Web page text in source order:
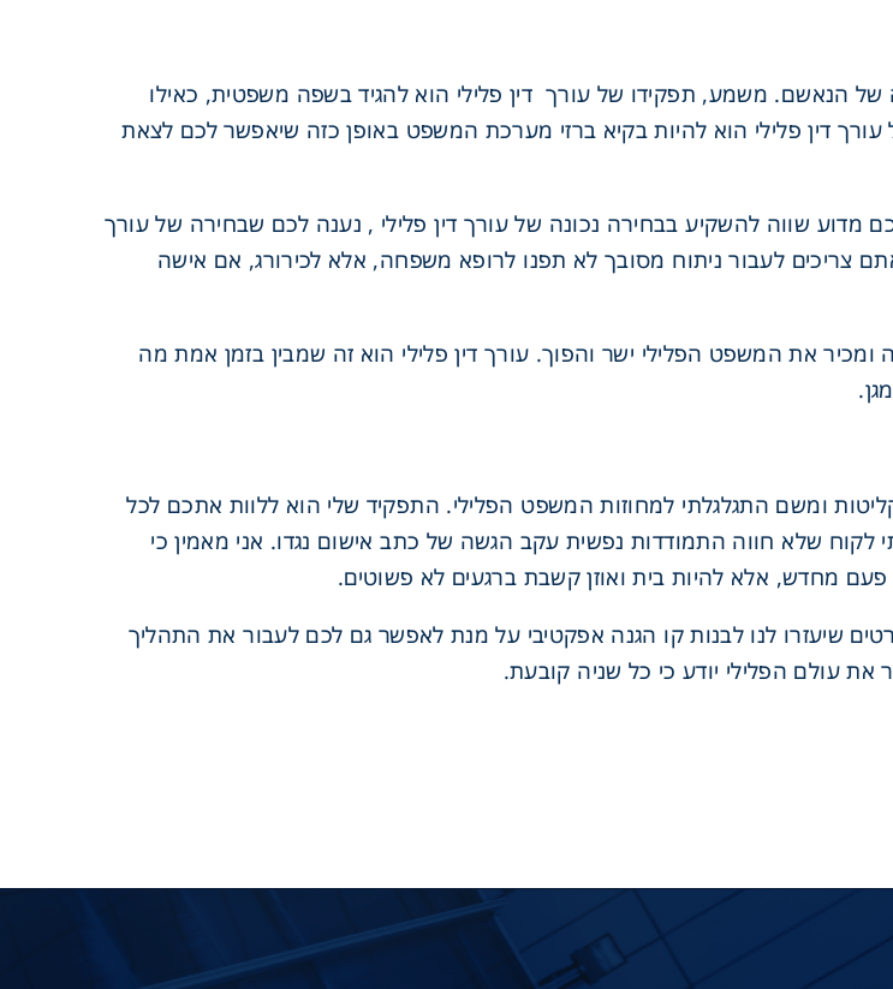
של הנאשם. משמע, תפקידו של עורך דין פלילי הוא להגיד בשפה משפטית, כאילו
דין פלילי הוא להיות בקיא ברזי מערכת המשפט באופן כזה שיאפשר לכם לצאת
מדוע שווה להשקיע בבחירה נכונה של עורך דין פלילי , נענה לכם שבחירה של עורך
צריכים לעבור ניתוח מסובך לא תפנו לרופא משפחה, אלא לכירורג, אם אישה
את המשפט הפלילי ישר והפוך. עורך דין פלילי הוא זה שמבין בזמן אמת מה
ומשם התגלגלתי למחוזות המשפט הפלילי. התפקיד שלי הוא ללוות אתכם לכל
שלא חווה התמודדות נפשית עקב הגשה של כתב אישום נגדו. אני מאמין כי
מחדש, אלא להיות בית ואוזן קשבת ברגעים לא פשוטים.
שיעזרו לנו לבנות קו הגנה אפקטיבי על מנת לאפשר גם לכם לעבור את התהליך
את עולם הפלילי יודע כי כל שניה קובעת.